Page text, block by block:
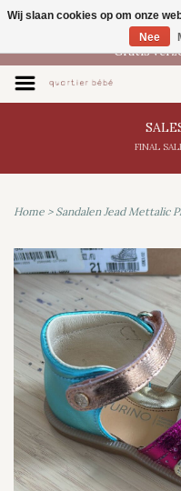
NL
Gratis
FINAL
Home > Sandalen Jead Mettalic
Wij slaan cookies op om onze
Nee